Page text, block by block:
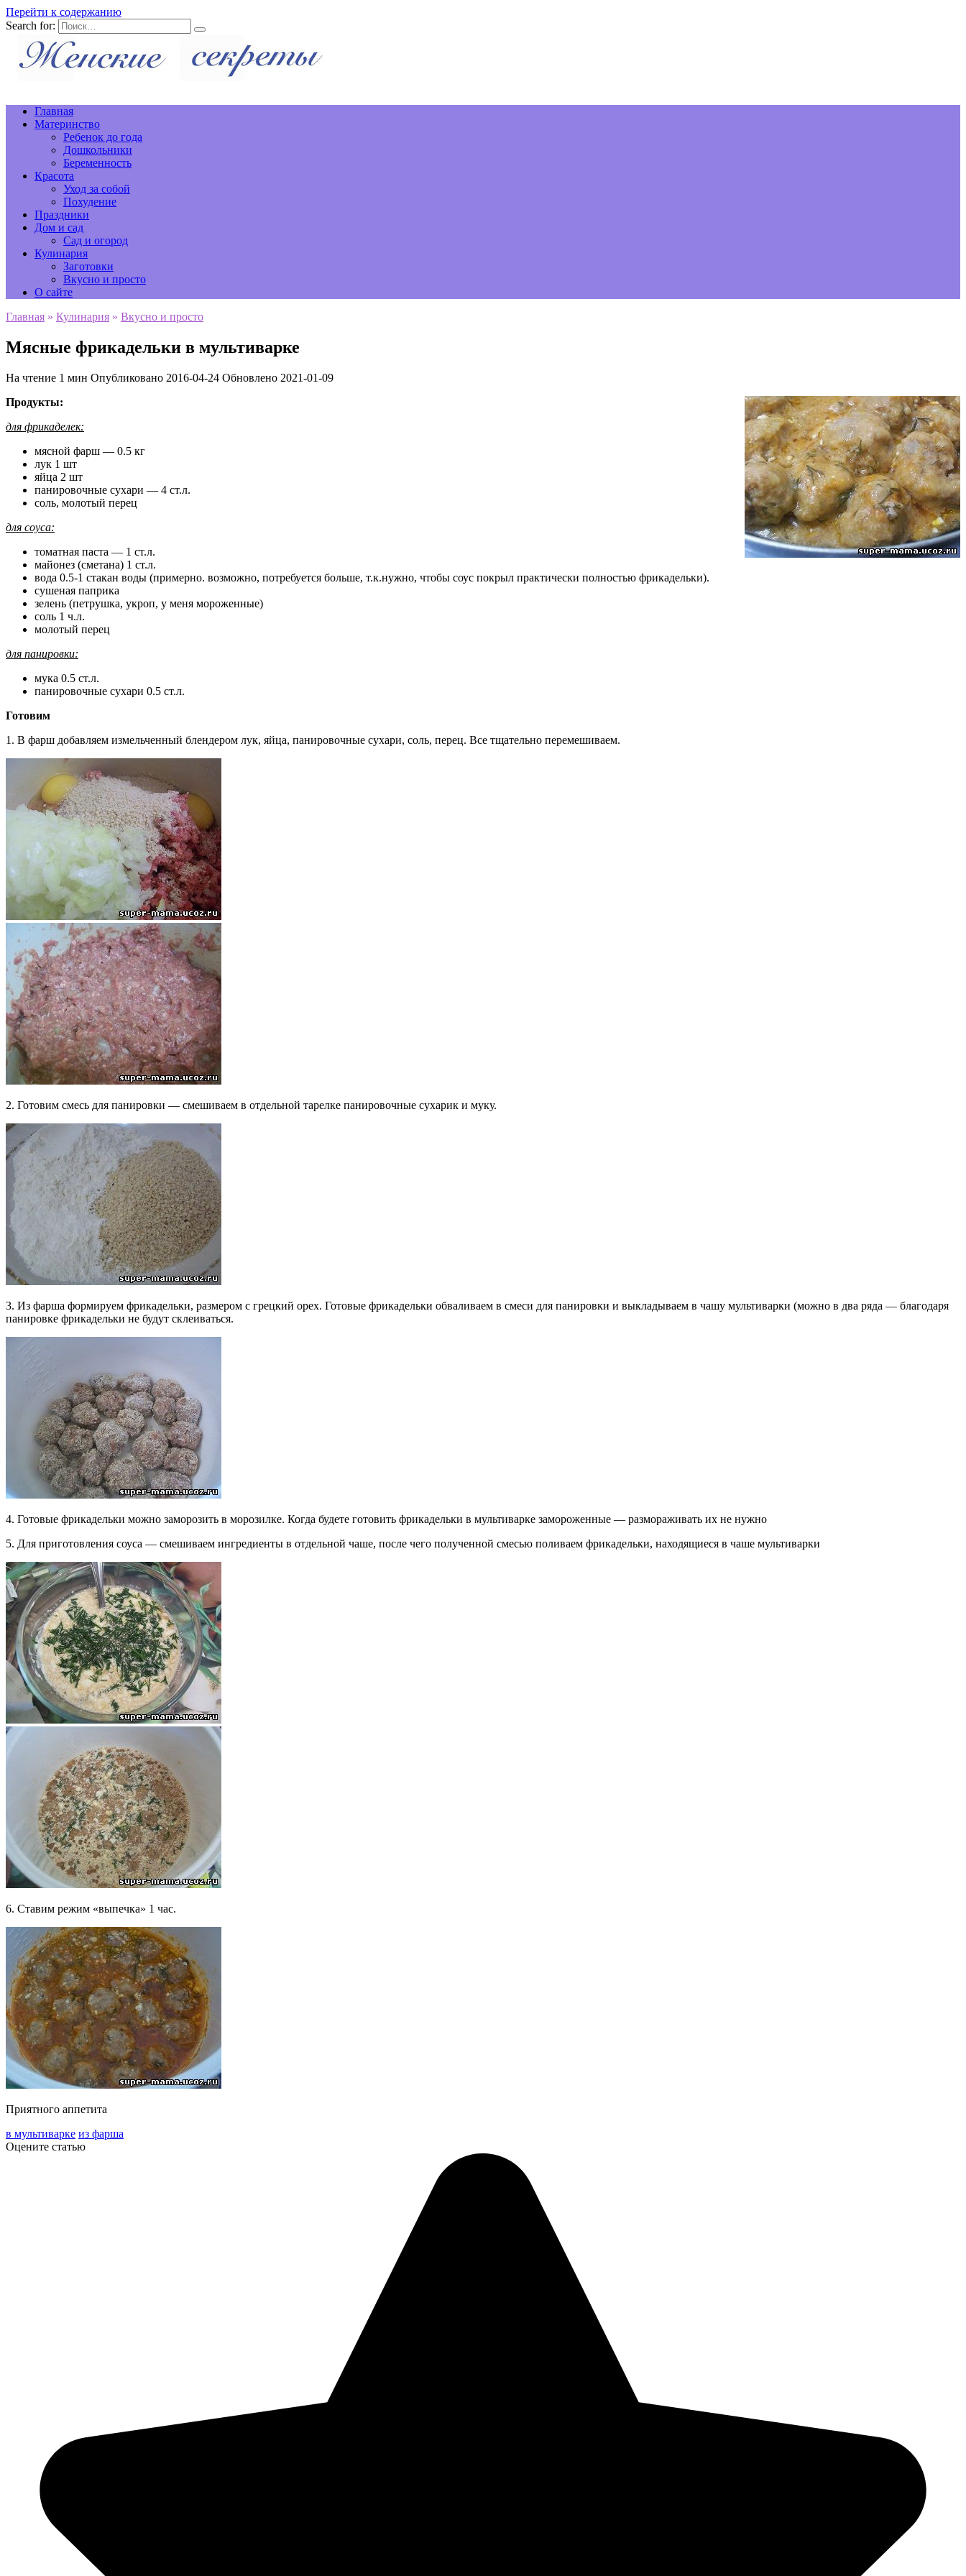
Перейти к содержанию
Search for:
Главная
Материнство
Ребенок до года
Дошкольники
Беременность
Красота
Уход за собой
Похудение
Праздники
Дом и сад
Сад и огород
Кулинария
Заготовки
Вкусно и просто
О сайте
Главная » Кулинария » Вкусно и просто
Мясные фрикадельки в мультиварке
На чтение 1 мин Опубликовано 2016-04-24 Обновлено 2021-01-09
Продукты:
для фрикаделек:
мясной фарш — 0.5 кг
лук 1 шт
яйца 2 шт
панировочные сухари — 4 ст.л.
соль, молотый перец
для соуса:
томатная паста — 1 ст.л.
майонез (сметана) 1 ст.л.
вода 0.5-1 стакан воды (примерно. возможно, потребуется больше, т.к.нужно, чтобы соус покрыл практически полностью фрикадельки).
сушеная паприка
зелень (петрушка, укроп, у меня мороженные)
соль 1 ч.л.
молотый перец
для панировки:
мука 0.5 ст.л.
панировочные сухари 0.5 ст.л.
Готовим
1. В фарш добавляем измельченный блендером лук, яйца, панировочные сухари, соль, перец. Все тщательно перемешиваем.
2. Готовим смесь для панировки — смешиваем в отдельной тарелке панировочные сухарик и муку.
3. Из фарша формируем фрикадельки, размером с грецкий орех. Готовые фрикадельки обваливаем в смеси для панировки и выкладываем в чашу мультиварки (можно в два ряда — благодаря
панировке фрикадельки не будут склеиваться.
4. Готовые фрикадельки можно заморозить в морозилке. Когда будете готовить фрикадельки в мультиварке замороженные — размораживать их не нужно
5. Для приготовления соуса — смешиваем ингредиенты в отдельной чаше, после чего полученной смесью поливаем фрикадельки, находящиеся в чаше мультиварки
6. Ставим режим «выпечка» 1 час.
Приятного аппетита
в мультиварке из фарша
Оцените статью